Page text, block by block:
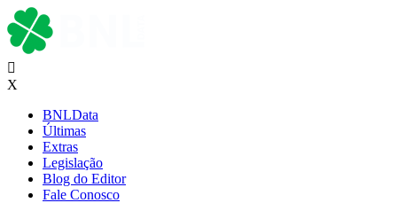

X
BNLData
Últimas
Extras
Legislação
Blog do Editor
Fale Conosco